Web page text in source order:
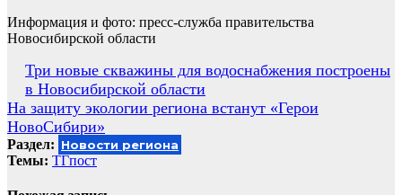
Информация и фото: пресс-служба правительства
Новосибирской области
Навигация
по
записям
Три новые скважины для водоснабжения построены
в Новосибирской области
На защиту экологии региона встанут «Герои
НовоСибири»
Раздел: Новости региона
Темы: ТГпост